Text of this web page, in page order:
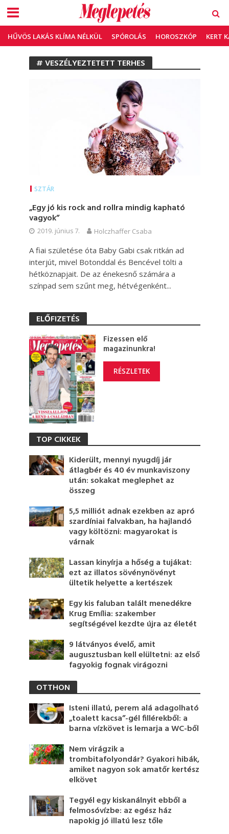
HŰVÖS LAKÁS KLÍMA NÉLKÜL SPÓROLÁS HOROSZKÓP KERT
# VESZÉLYEZTETETT TERHES
SZTÁR
„Egy jó kis rock and rollra mindig kapható
vagyok”
2019. június 7. Holczhaffer Csaba
A fiai születése óta Baby Gabi csak ritkán ad
interjút, mivel Botonddal és Bencével tölti a
hétköznapjait. De az énekesnő számára a
színpad sem szűnt meg, hétvégenként...
ELŐFIZETÉS
Fizessen elő
magazinunkra!
RÉSZLETEK
TOP CIKKEK
Kiderült, mennyi nyugdíj jár
átlagbér és 40 év munkaviszony
után: sokakat meglephet az
összeg
5,5 milliót adnak ezekben az apró
szardíniai falvakban, ha hajlandó
vagy költözni: magyarokat is
várnak
Lassan kinyírja a hőség a tujákat:
ezt az illatos sövénynövényt
ültetik helyette a kertészek
Egy kis faluban talált menedékre
Krug Emília: szakember
segítségével kezdte újra az életét
9 látványos évelő, amit
augusztusban kell elültetni: az első
fagyokig fognak virágozni
OTTHON
Isteni illatú, perem alá adagolható
„toalett kacsa”-gél fillérekből: a
barna vízkövet is lemarja a WC-ből
Nem virágzik a
trombitafolyondár? Gyakori hibák,
amiket nagyon sok amatőr kertész
elkövet
Tegyél egy kiskanálnyit ebből a
felmosóvízbe: az egész ház
napokig jó illatú lesz tőle